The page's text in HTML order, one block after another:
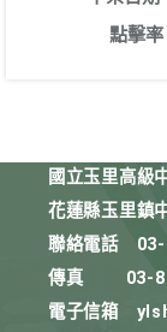
點擊率
國立玉里高級
花蓮縣玉里鎮
聯絡電話
傳真
03-
電子信箱